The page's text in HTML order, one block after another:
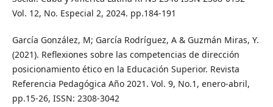
Vol. 12, No. Especial 2, 2024. pp.184-191
García González, M; García Rodríguez, A & Guzmán Miras, Y.
(2021). Reflexiones sobre las competencias de dirección
posicionamiento ético en la Educación Superior. Revista
Referencia Pedagógica Año 2021. Vol. 9, No.1, enero-abril,
pp.15-26, ISSN: 2308-3042